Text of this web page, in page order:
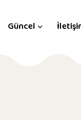
Güncel